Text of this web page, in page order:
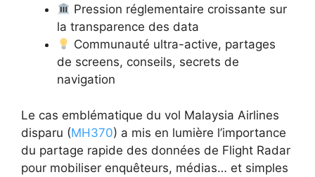
Pression réglementaire croissante sur
la transparence des data
Communauté ultra-active, partages
de screens, conseils, secrets de
navigation
Le cas emblématique du vol Malaysia Airlines
disparu (MH370) a mis en lumière l’importance
du partage rapide des données de Flight Radar
pour mobiliser enquêteurs, médias… et simples